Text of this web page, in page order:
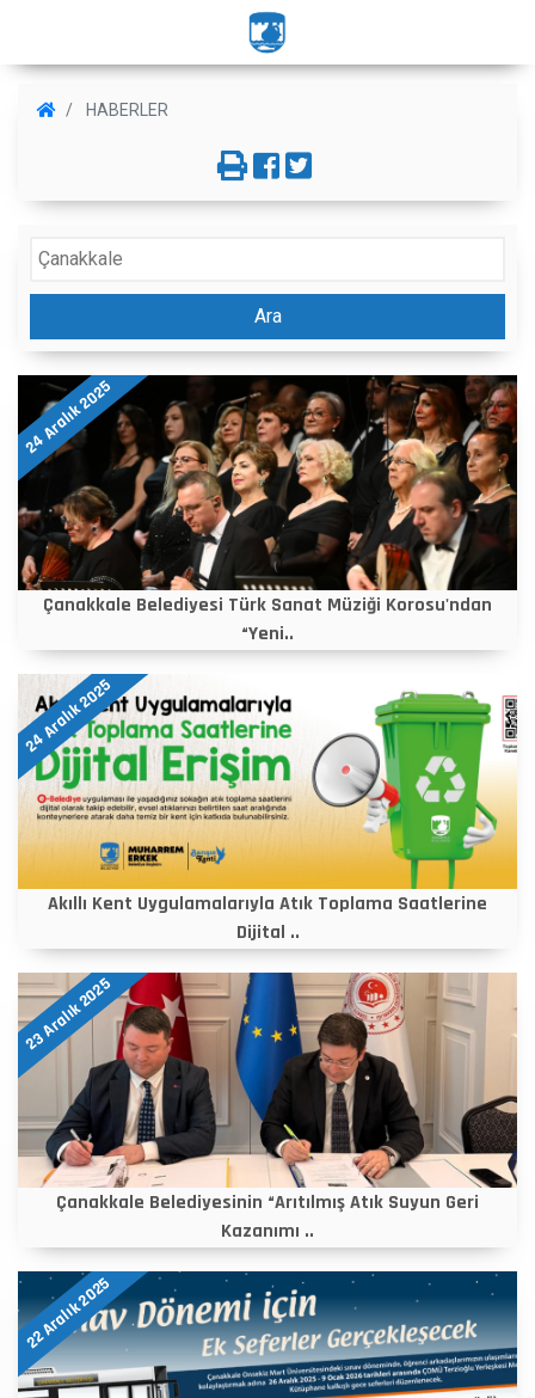
HABERLER
Ara
24 Aralık 2025
Çanakkale Belediyesi Türk Sanat Müziği Korosu'ndan
“Yeni..
24 Aralık 2025
Akıllı Kent Uygulamalarıyla Atık Toplama Saatlerine
Dijital ..
23 Aralık 2025
Çanakkale Belediyesinin “Arıtılmış Atık Suyun Geri
Kazanımı ..
22 Aralık 2025